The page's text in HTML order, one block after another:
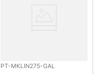
PT-MKLIN275-GAL